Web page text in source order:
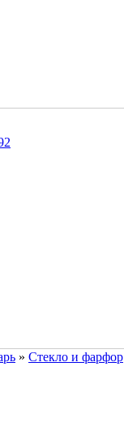
» Стекло и фарфор